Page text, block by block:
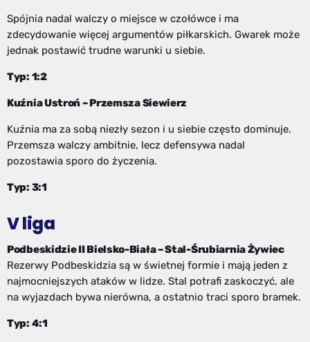
Spójnia nadal walczy o miejsce w czołówce i ma
zdecydowanie więcej argumentów piłkarskich. Gwarek może
jednak postawić trudne warunki u siebie.
Typ: 1:2
Kuźnia Ustroń–Przemsza Siewierz
Kuźnia ma za sobą niezły sezon i u siebie często dominuje.
Przemsza walczy ambitnie, lecz defensywa nadal
pozostawia sporo do życzenia.
Typ: 3:1
V liga
Podbeskidzie II Bielsko-Biała – Stal-Śrubiarnia Żywiec
Rezerwy Podbeskidzia są w świetnej formie i mają jeden z
najmocniejszych ataków w lidze. Stal potrafi zaskoczyć, ale
na wyjazdach bywa nierówna, a ostatnio traci sporo bramek.
Typ: 4:1